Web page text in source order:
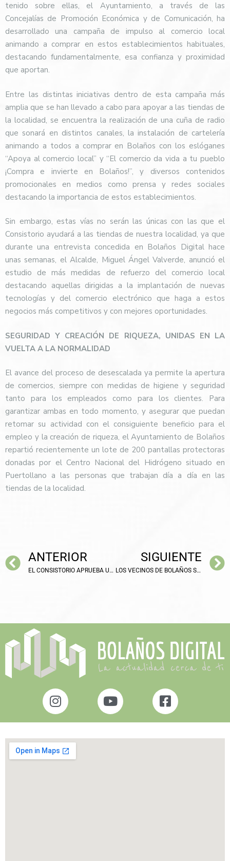
tenido sobre ellas, el Ayuntamiento, a través de las
Concejalías de Promoción Económica y de Comunicación, ha
desarrollado una campaña de impulso al comercio local
animando a comprar en estos establecimientos habituales,
destacando fundamentalmente, esa confianza y proximidad
que aportan.
Entre las distintas iniciativas dentro de esta campaña más
amplia que se han llevado a cabo para apoyar a las tiendas de
la localidad, se encuentra la realización de una cuña de radio
que sonará en distintos canales, la instalación de cartelería
animando a todos a comprar en Bolaños con los eslóganes
“Apoya al comercio local” y “El comercio da vida a tu pueblo
¡Compra e invierte en Bolaños!”, y diversos contenidos
promocionales en medios como prensa y redes sociales
destacando la importancia de estos establecimientos.
Sin embargo, estas vías no serán las únicas con las que el
Consistorio ayudará a las tiendas de nuestra localidad, ya que
durante una entrevista concedida en Bolaños Digital hace
unas semanas, el Alcalde, Miguel Ángel Valverde, anunció el
estudio de más medidas de refuerzo del comercio local
destacando aquellas dirigidas a la implantación de nuevas
tecnologías y del comercio electrónico que haga a estos
negocios más competitivos y con mejores oportunidades.
SEGURIDAD Y CREACIÓN DE RIQUEZA, UNIDAS EN LA
VUELTA A LA NORMALIDAD
El avance del proceso de desescalada ya permite la apertura
de comercios, siempre con medidas de higiene y seguridad
tanto para los empleados como para los clientes. Para
garantizar ambas en todo momento, y asegurar que puedan
retomar su actividad con el consiguiente beneficio para el
empleo y la creación de riqueza, el Ayuntamiento de Bolaños
repartió recientemente un lote de 200 pantallas protectoras
donadas por el Centro Nacional del Hidrógeno situado en
Puertollano a las personas que trabajan día a día en las
tiendas de la localidad.
ANTERIOR
EL CONSISTORIO APRUEBA UNA MODIFICACIÓN DEL REGLAMENTO ORGÁNICO MUNICIPAL DE BOLAÑOS PARA PERMITIR EL FUNCIONAMIENTO TELEMÁTICO DE LA ADMINISTRACIÓN LOCAL
SIGUIENTE
LOS VECINOS DE BOLAÑOS SE REENCUENTRAN CON SUS FAMILIARES TRAS EL CONFINAMIENTO